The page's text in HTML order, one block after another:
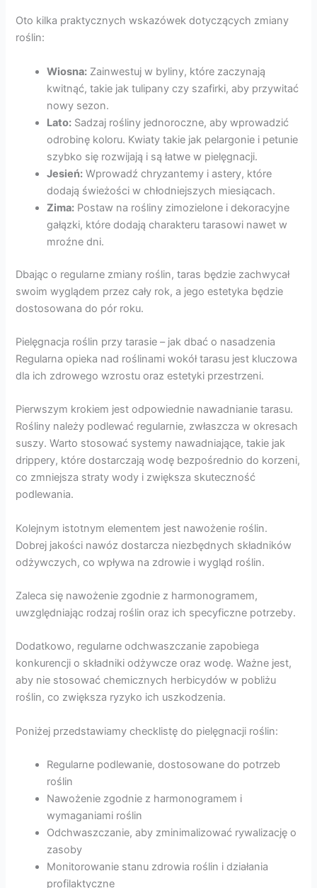
Oto kilka praktycznych wskazówek dotyczących zmiany
roślin:
Wiosna: Zainwestuj w byliny, które zaczynają
kwitnąć, takie jak tulipany czy szafirki, aby przywitać
nowy sezon.
Lato: Sadzaj rośliny jednoroczne, aby wprowadzić
odrobinę koloru. Kwiaty takie jak pelargonie i petunie
szybko się rozwijają i są łatwe w pielęgnacji.
Jesień: Wprowadź chryzantemy i astery, które
dodają świeżości w chłodniejszych miesiącach.
Zima: Postaw na rośliny zimozielone i dekoracyjne
gałązki, które dodają charakteru tarasowi nawet w
mroźne dni.
Dbając o regularne zmiany roślin, taras będzie zachwycał
swoim wyglądem przez cały rok, a jego estetyka będzie
dostosowana do pór roku.
Pielęgnacja roślin przy tarasie – jak dbać o nasadzenia
Regularna opieka nad roślinami wokół tarasu jest kluczowa
dla ich zdrowego wzrostu oraz estetyki przestrzeni.
Pierwszym krokiem jest odpowiednie nawadnianie tarasu.
Rośliny należy podlewać regularnie, zwłaszcza w okresach
suszy. Warto stosować systemy nawadniające, takie jak
drippery, które dostarczają wodę bezpośrednio do korzeni,
co zmniejsza straty wody i zwiększa skuteczność
podlewania.
Kolejnym istotnym elementem jest nawożenie roślin.
Dobrej jakości nawóz dostarcza niezbędnych składników
odżywczych, co wpływa na zdrowie i wygląd roślin.
Zaleca się nawożenie zgodnie z harmonogramem,
uwzględniając rodzaj roślin oraz ich specyficzne potrzeby.
Dodatkowo, regularne odchwaszczanie zapobiega
konkurencji o składniki odżywcze oraz wodę. Ważne jest,
aby nie stosować chemicznych herbicydów w pobliżu
roślin, co zwiększa ryzyko ich uszkodzenia.
Poniżej przedstawiamy checklistę do pielęgnacji roślin:
Regularne podlewanie, dostosowane do potrzeb
roślin
Nawożenie zgodnie z harmonogramem i
wymaganiami roślin
Odchwaszczanie, aby zminimalizować rywalizację o
zasoby
Monitorowanie stanu zdrowia roślin i działania
profilaktyczne